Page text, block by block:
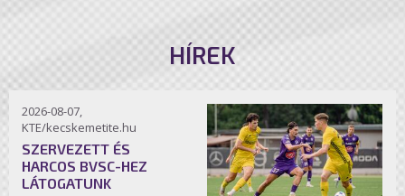
HÍREK
2026-08-07,
KTE/kecskemetite.hu
SZERVEZETT ÉS
HARCOS BVSC-HEZ
LÁTOGATUNK